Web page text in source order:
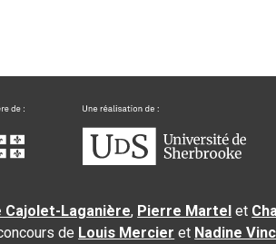
Cajolet-Laganière, Pierre Martel et
de Louis Mercier et Nadine